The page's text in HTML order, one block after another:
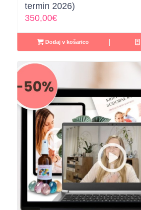
termin 2026)
350,00€
Dodaj v košarico